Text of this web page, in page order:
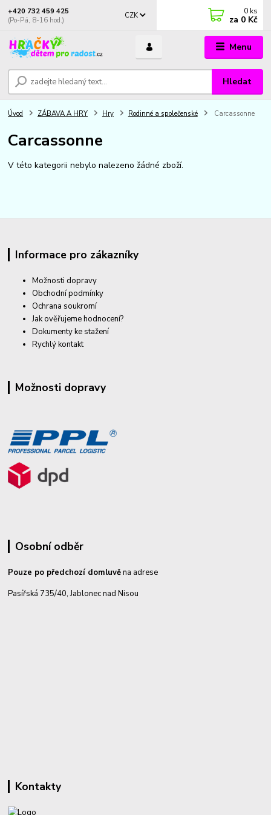
Menu
CZK
Hledat
+420 732 459 425
(Po-Pá, 8-16 hod.)
0 ks
za 0 Kč
Úvod ZÁBAVA A HRY Hry Rodinné a společenské Carcassonne
Carcassonne
V této kategorii nebylo nalezeno žádné zboží.
Informace pro zákazníky
Možnosti dopravy
Obchodní podmínky
Ochrana soukromí
Jak ověřujeme hodnocení?
Dokumenty ke stažení
Rychlý kontakt
Možnosti dopravy
Osobní odběr
Pouze po předchozí domluvěna adrese
Pasířská 735/40, Jablonec nad Nisou
Kontakty